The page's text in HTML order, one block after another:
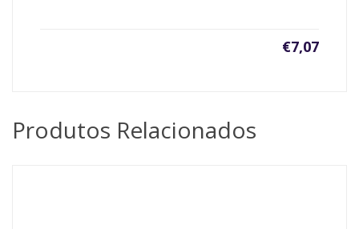
€7,07
Produtos Relacionados